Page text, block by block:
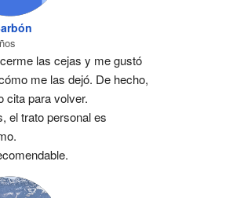
las cejas y me gustó
me las dejó. De hecho,
cita para volver.
el trato personal es